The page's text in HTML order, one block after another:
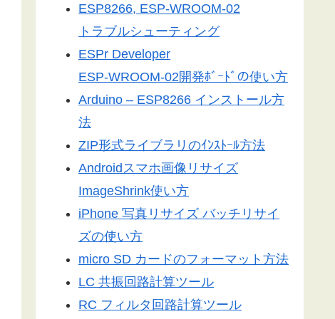
ESP8266, ESP-WROOM-02
トラブルシューティング
ESPr Developer
ESP-WROOM-02開発ﾎﾞｰﾄﾞの使い方
Arduino – ESP8266 インストール方
法
ZIP形式ライブラリのｲﾝｽﾄｰﾙ方法
Androidスマホ画像リサイズ
ImageShrink使い方
iPhone 写真リサイズ バッチリサイ
ズの使い方
micro SD カードのフォーマット方法
LC 共振回路計算ツール
RC フィルタ回路計算ツール